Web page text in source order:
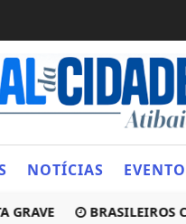
NOTÍCIAS
BRASILEIROS COM